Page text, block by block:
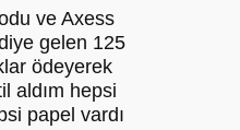
ve Axess
gelen 125
ödeyerek
aldım hepsi
papel vardı